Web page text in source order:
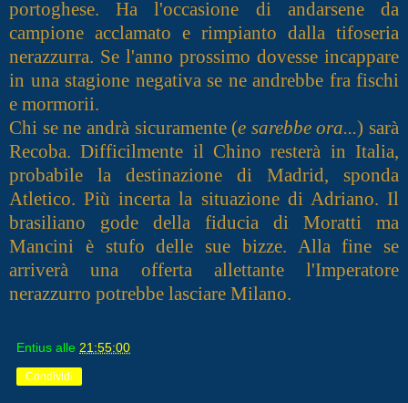
portoghese. Ha l'occasione di andarsene da
campione acclamato e rimpianto dalla tifoseria
nerazzurra. Se l'anno prossimo dovesse incappare
in una stagione negativa se ne andrebbe fra fischi
e mormorii.
Chi se ne andrà sicuramente (e sarebbe ora...) sarà
Recoba. Difficilmente il Chino resterà in Italia,
probabile la destinazione di Madrid, sponda
Atletico. Più incerta la situazione di Adriano. Il
brasiliano gode della fiducia di Moratti ma
Mancini è stufo delle sue bizze. Alla fine se
arriverà una offerta allettante l'Imperatore
nerazzurro potrebbe lasciare Milano.
Entius alle 21:55:00
Condividi